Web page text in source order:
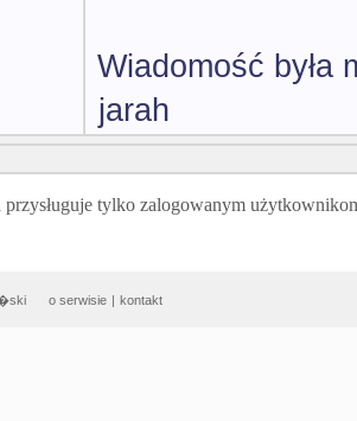
Wiadomość była
jarah
przysługuje tylko zalogowanym
o serwisie | kontakt